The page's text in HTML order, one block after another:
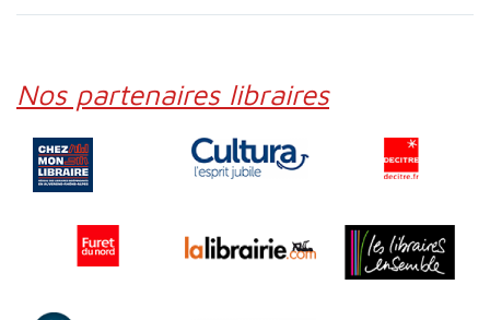
Nos partenaires libraires